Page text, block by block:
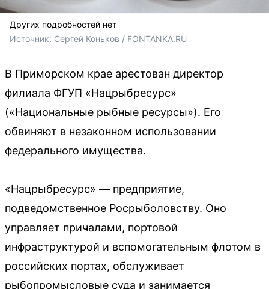
Других подробностей нет
Источник: Сергей Коньков / FONTANKA.RU
В Приморском крае арестован директор
филиала ФГУП «Нацрыбресурс»
(«Национальные рыбные ресурсы»). Его
обвиняют в незаконном использовании
федерального имущества.
«Нацрыбресурс» — предприятие,
подведомственное Росрыболовству. Оно
управляет причалами, портовой
инфраструктурой и вспомогательным флотом в
российских портах, обслуживает
рыбопромысловые суда и занимается